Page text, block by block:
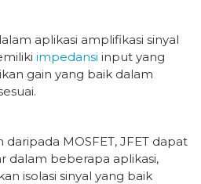
aplikasi amplifikasi sinyal
impedansi input yang
gain yang baik dalam
MOSFET, JFET dapat
dalam beberapa aplikasi,
isolasi sinyal yang baik